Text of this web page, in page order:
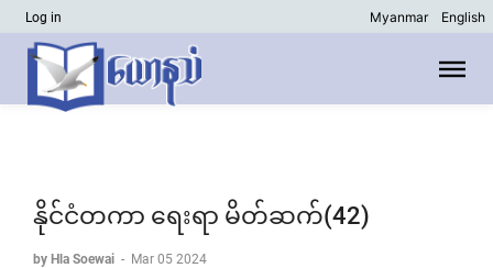
Log in Myanmar English
နိုင်ငံတကာ ရေးရာ မိတ်ဆက်(42)
by Hla Soewai - Mar 05 2024